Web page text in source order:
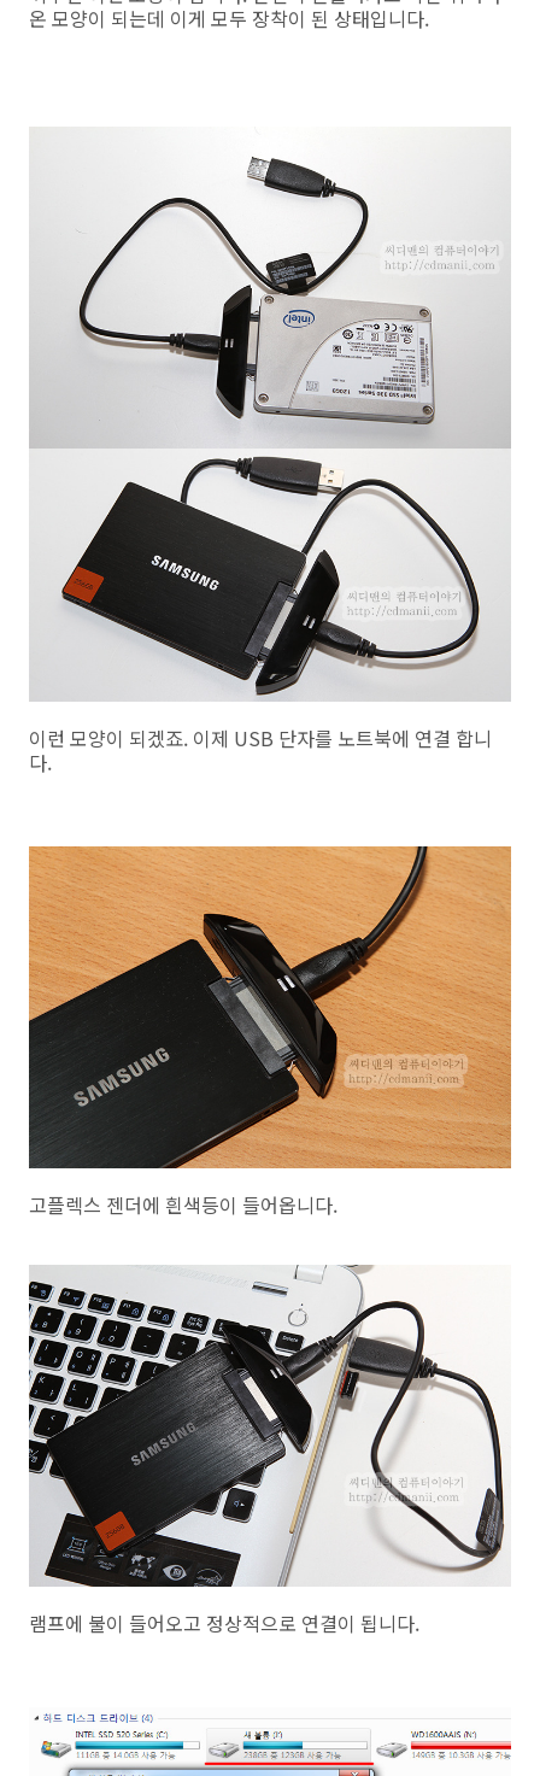
온 모양이 되는데 이게 모두 장착이 된 상태입니다.
이런 모양이 되겠죠. 이제 USB 단자를 노트북에 연결 합니
다.
고플렉스 젠더에 흰색등이 들어옵니다.
램프에 불이 들어오고 정상적으로 연결이 됩니다.